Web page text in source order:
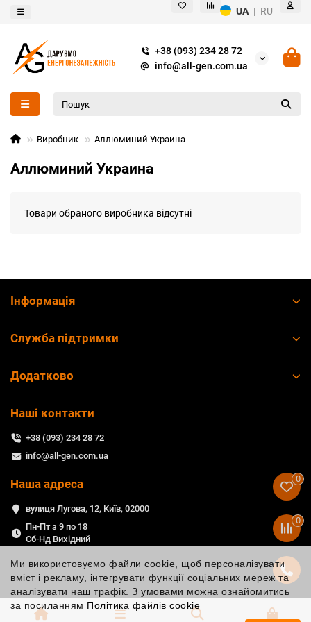
UA | RU
+38 (093) 234 28 72
info@all-gen.com.ua
Виробник Аллюминий Украина
Аллюминий Украина
Товари обраного виробника відсутні
Ми використовуємо файли cookie, щоб персоналізувати
вміст і рекламу, інтегрувати функції соціальних мереж та
аналізувати наш трафік. З умовами можна ознайомитись
за посиланням Політика файлів cookie
Інформація
Служба підтримки
Додатково
Наші контакти
+38 (093) 234 28 72
info@all-gen.com.ua
Наша адреса
вулиця Лугова, 12, Київ, 02000
Пн-Пт з 9 по 18
Сб-Нд Вихідний
0
0